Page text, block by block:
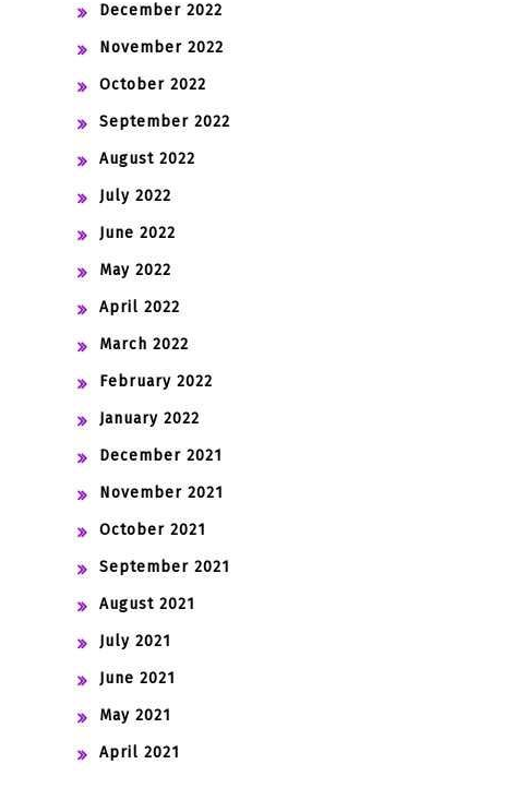
December 2022
November 2022
October 2022
September 2022
August 2022
July 2022
June 2022
May 2022
April 2022
March 2022
February 2022
January 2022
December 2021
November 2021
October 2021
September 2021
August 2021
July 2021
June 2021
May 2021
April 2021